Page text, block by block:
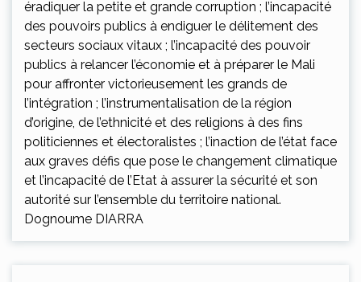
éradiquer la petite et grande corruption ; l’incapacité
des pouvoirs publics à endiguer le délitement des
secteurs sociaux vitaux ; l’incapacité des pouvoir
publics à relancer l’économie et à préparer le Mali
pour affronter victorieusement les grands de
l’intégration ; l’instrumentalisation de la région
d’origine, de l’ethnicité et des religions à des fins
politiciennes et électoralistes ; l’inaction de l’état face
aux graves défis que pose le changement climatique
et l’incapacité de l’Etat à assurer la sécurité et son
autorité sur l’ensemble du territoire national.
Dognoume DIARRA